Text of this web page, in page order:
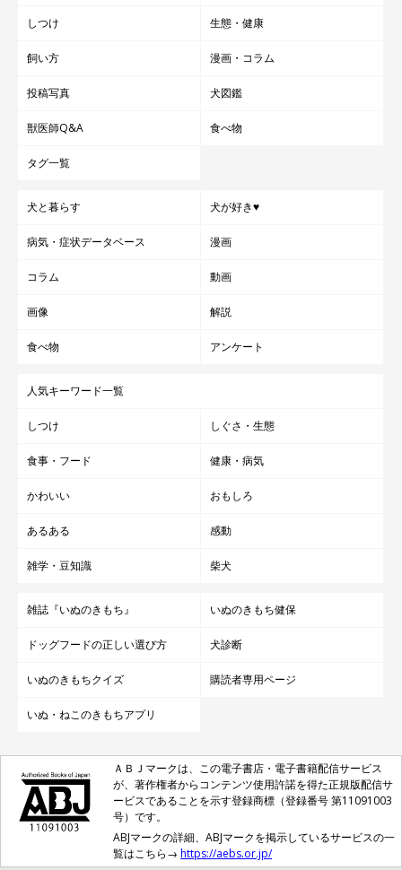
しつけ 生態・健康
飼い方 漫画・コラム
投稿写真 犬図鑑
獣医師Q&A 食べ物
タグ一覧
犬と暮らす 犬が好き♥
病気・症状データベース 漫画
コラム 動画
画像 解説
食べ物 アンケート
人気キーワード一覧
しつけ しぐさ・生態
食事・フード 健康・病気
かわいい おもしろ
あるある 感動
雑学・豆知識 柴犬
雑誌『いぬのきもち』 いぬのきもち健保
ドッグフードの正しい選び方 犬診断
いぬのきもちクイズ 購読者専用ページ
いぬ・ねこのきもちアプリ
ＡＢＪマークは、この電子書店・電子書籍配信サービス
が、著作権者からコンテンツ使用許諾を得た正規版配信サ
ービスであることを示す登録商標（登録番号 第11091003
号）です。
ABJマークの詳細、ABJマークを掲示しているサービスの一
覧はこちら→ https://aebs.or.jp/